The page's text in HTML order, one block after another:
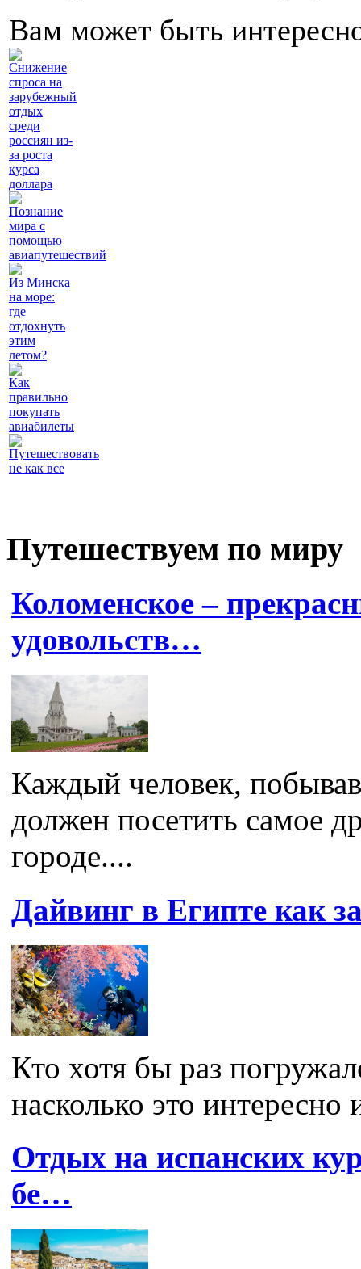
Вам может быть
Снижение
спроса на
зарубежный
отдых
среди
россиян из-
за роста
курса
доллара
Познание
мира с
помощью
авиапутешествий
Из Минска
на море:
где
отдохнуть
этим
летом?
Как
правильно
покупать
авиабилеты
Путешествовать
не как все
Путешествуем по миру
Коломенское –
удовольств…
Каждый человек,
должен посетить самое
городе....
Дайвинг в Египте как
Кто хотя бы раз
насколько это интересно
Отдых на испанских
бе…